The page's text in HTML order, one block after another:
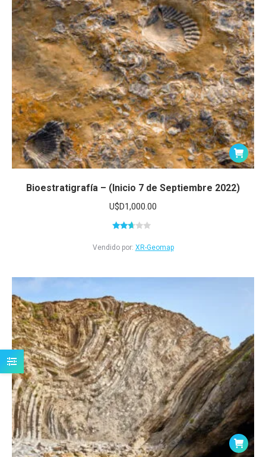
Bioestratigrafía – (Inicio 7 de Septiembre 2022)
U$D1,000.00
en
Vendido por: XR-Geomap